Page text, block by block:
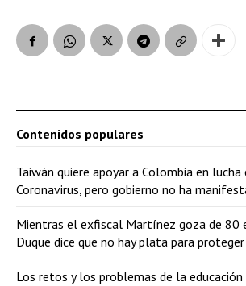
Contenidos populares
Taiwán quiere apoyar a Colombia en
Coronavirus, pero gobierno no ha
Mientras el exfiscal Martínez goza de 80
Duque dice que no hay plata para
Los retos y los problemas de la